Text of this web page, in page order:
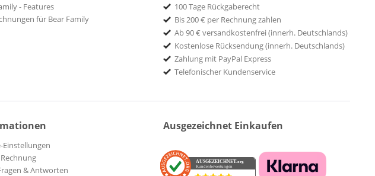
- Features
für Bear Family
100 Tage Rückgaberecht
Bis 200 € per Rechnung zahlen
Ab 90 € versandkostenfrei (innerh. Deutschlands)
Kostenlose Rücksendung (innerh. Deutschlands)
Zahlung mit PayPal Express
Telefonischer Kundenservice
Einstellungen
& Antworten
Ausgezeichnet Einkaufen
AUSGEZEICHNET.org
Kundenbewertungen